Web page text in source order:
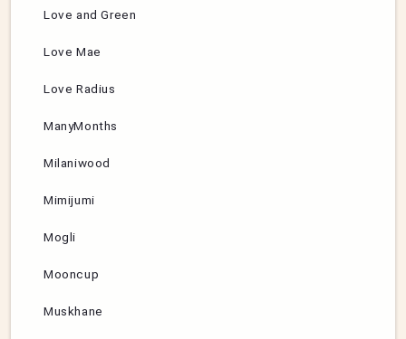
Love and Green
Love Mae
Love Radius
ManyMonths
Milaniwood
Mimijumi
Mogli
Mooncup
Muskhane